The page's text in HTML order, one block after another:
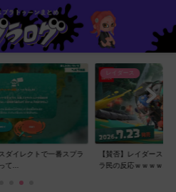
ダイレクトで一番スプラ
て...
レイダース
【賛否】レイダースダ
ラ民の反応ｗｗｗｗ...